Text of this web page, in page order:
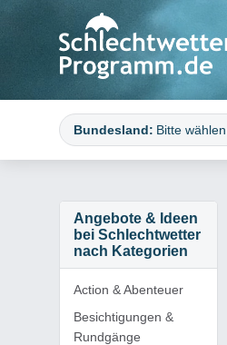
Bundesland: Bitte wählen
Angebote & Ideen
bei Schlechtwetter
nach Kategorien
Action & Abenteuer
Besichtigungen &
Rundgänge